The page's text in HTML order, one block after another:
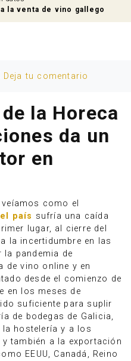
la venta de vino gallego
Deja tu comentario
la Horeca
da un
en
como el
país sufría una caída
lugar, al cierre del
la incertidumbre en las
la pandemia de
de vino online y en
desde el comienzo de
en los meses de
suficiente para suplir
de bodegas de Galicia,
hostelería y a los
también a la exportación
EEUU, Canadá, Reino